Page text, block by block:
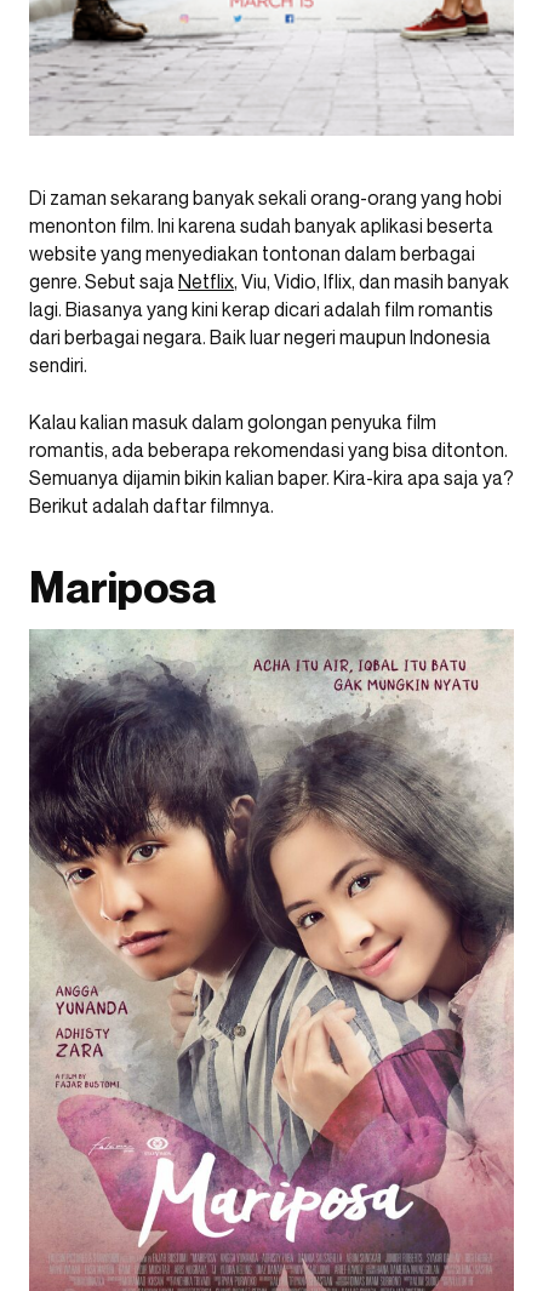
Di zaman sekarang banyak sekali orang-orang yang hobi
menonton film. Ini karena sudah banyak aplikasi beserta
website yang menyediakan tontonan dalam berbagai
genre. Sebut sajaNetflix, Viu, Vidio, Iflix, dan masih banyak
lagi. Biasanya yang kini kerap dicari adalah film romantis
dari berbagai negara. Baik luar negeri maupun Indonesia
sendiri.
Kalau kalian masuk dalam golongan penyuka film
romantis, ada beberapa rekomendasi yang bisa ditonton.
Semuanya dijamin bikin kalian baper. Kira-kira apa saja ya?
Berikut adalah daftar filmnya.
Mariposa